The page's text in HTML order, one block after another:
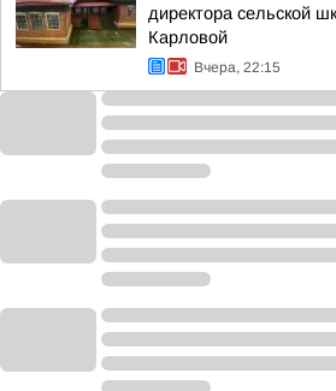
директора сельской
Карловой
Вчера, 22:15